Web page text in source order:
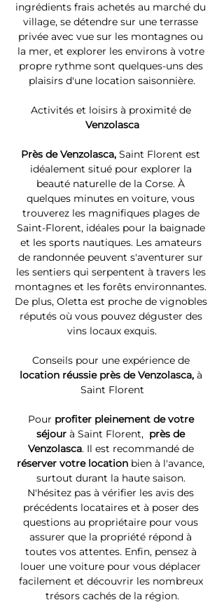
ingrédients frais achetés au marché du
village, se détendre sur une terrasse
privée avec vue sur les montagnes ou
la mer, et explorer les environs à votre
propre rythme sont quelques-uns des
plaisirs d'une location saisonnière.
Activités et loisirs à proximité de
Venzolasca
Près de Venzolasca, Saint Florent est
idéalement situé pour explorer la
beauté naturelle de la Corse. À
quelques minutes en voiture, vous
trouverez les magnifiques plages de
Saint-Florent, idéales pour la baignade
et les sports nautiques. Les amateurs
de randonnée peuvent s'aventurer sur
les sentiers qui serpentent à travers les
montagnes et les forêts environnantes.
De plus, Oletta est proche de vignobles
réputés où vous pouvez déguster des
vins locaux exquis.
Conseils pour une expérience de
location réussie près de Venzolasca, à
Saint Florent
Pour profiter pleinement de votre
séjour à Saint Florent, près de
Venzolasca. Il est recommandé de
réserver votre location bien à l'avance,
surtout durant la haute saison.
N'hésitez pas à vérifier les avis des
précédents locataires et à poser des
questions au propriétaire pour vous
assurer que la propriété répond à
toutes vos attentes. Enfin, pensez à
louer une voiture pour vous déplacer
facilement et découvrir les nombreux
trésors cachés de la région.